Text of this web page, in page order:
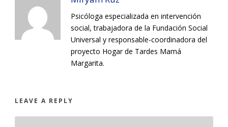
Psicóloga especializada en intervención
social, trabajadora de la Fundación Social
Universal y responsable-coordinadora del
proyecto Hogar de Tardes Mamá
Margarita.
LEAVE A REPLY